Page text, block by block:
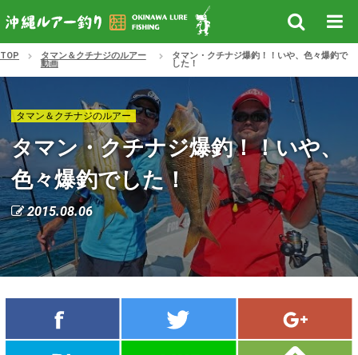
TOP タマン＆クチナジのルアー
動画
タマン・クチナジ爆釣！！いや、色々爆釣で
した！
タマン＆クチナジのルアー
タマン・クチナジ爆釣！！いや、
色々爆釣でした！
2015.08.06